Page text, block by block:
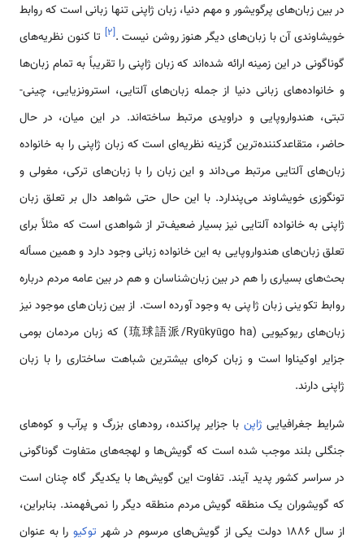
در بین زبان‌های پرگویشور و مهم دنیا، زبان ژاپنی تنها زبانی است که روابط
خویشاوندی آن با زبان‌های دیگر هنوز روشن نیست .[۲] تا کنون نظریه‌های
گوناگونی در این زمینه ارائه شده‌اند که زبان ژاپنی را تقریباً به تمام زبان‌ها
و خانواده‌های زبانی دنیا از جمله زبان‌های آلتایی، استرونزیایی، چینی-
تبتی، هندواروپایی و دراویدی مرتبط ساخته‌اند. در این میان، در حال
حاضر، متقاعدکننده‌ترین گزینه نظریه‌ای است که زبان ژاپنی را به خانواده
زبان‌های آلتایی مرتبط می‌داند و این زبان را با زبان‌های ترکی، مغولی و
تونگوزی خویشاوند می‌پندارد. با این حال حتی شواهد دال بر تعلق زبان
ژاپنی به خانواده آلتایی نیز بسیار ضعیف‌تر از شواهدی است که مثلاً برای
تعلق زبان‌های هندواروپایی به این خانواده زبانی وجود دارد و همین مسأله
بحث‌های بسیاری را هم در بین زبان‌شناسان و هم در بین عامه مردم درباره
روابط تکوینی زبان ژاپنی به وجود آورده است. از بین زبان‌های موجود نیز
زبان‌های ریوکیویی (琉球語派/Ryūkyūgo ha) که زبان مردمان بومی
جزایر اوکیناوا است و زبان کره‌ای بیشترین شباهت ساختاری را با زبان
ژاپنی دارند.
شرایط جغرافیایی ژاپن با جزایر پراکنده، رودهای بزرگ و پرآب و کوه‌های
جنگلی بلند موجب شده است که گویش‌ها و لهجه‌های متفاوت گوناگونی
در سراسر کشور پدید آیند. تفاوت این گویش‌ها با یکدیگر گاه چنان است
که گویشوران یک منطقه گویش مردم منطقه دیگر را نمی‌فهمند. بنابراین،
از سال 1886 دولت یکی از گویش‌های مرسوم در شهر
توکیورا به عنوان